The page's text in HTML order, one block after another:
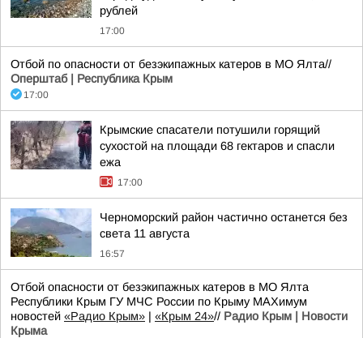
рублей
17:00
Отбой по опасности от безэкипажных катеров в МО Ялта//
Оперштаб | Республика Крым
17:00
Крымские спасатели потушили горящий
сухостой на площади 68 гектаров и спасли
ежа
17:00
Черноморский район частично останется без
света 11 августа
16:57
Отбой опасности от безэкипажных катеров в МО Ялта
Республики Крым ГУ МЧС России по Крыму MAXимум
новостей «Радио Крым» | «Крым 24»// Радио Крым | Новости
Крыма